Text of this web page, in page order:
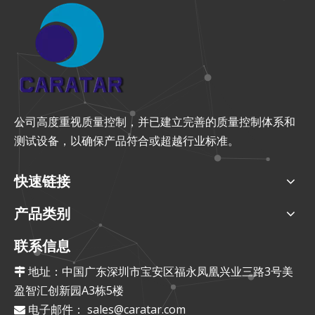
公司高度重视质量控制，并已建立完善的质量控制体系和
测试设备，以确保产品符合或超越行业标准。
快速链接
产品类别
联系信息
 地址：中国广东深圳市宝安区福永凤凰兴业三路3号美
盈智汇创新园A3栋5楼
 电子邮件： sales@caratar.com